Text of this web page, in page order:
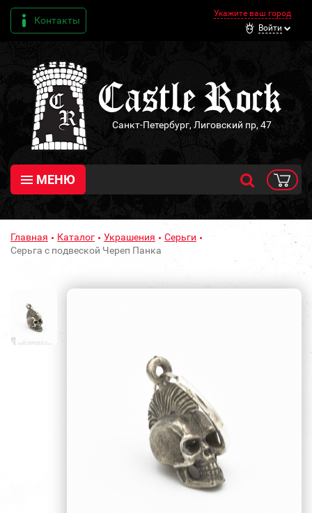
Контакты
Укажите ваш город
Войти
Санкт-Петербург, Лиговский пр, 47
МЕНЮ
Главная Каталог Украшения
Серьги
Серьга с подвеской Череп Панка